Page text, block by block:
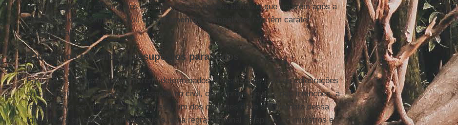
terreno", todos os casamentos evangélicos são apenas bênçãos que ocorrem após a
celebração do casamento civil. Oscasamentos evangélicos
não têm caráter
sacramental.
(Quase) os mesmos pressupostos para todos
Para todos os casais valem, porém, determinados pressupostos para as celebrações
do casamento: eles devem ser casados no civil, como prova de que, nas intenções, a
relação deve ser duradoura. Além disso, um dos cônjuges deve ser membro dessa
Igreja. Para os
casais homossexuais, uma regra adicional se aplica: os ministros e